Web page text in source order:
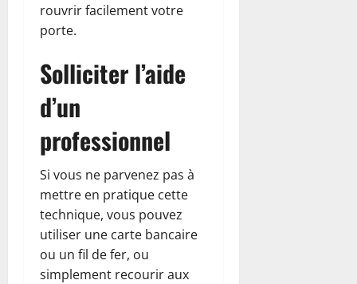
rouvrir facilement votre
porte.
Solliciter l’aide
d’un
professionnel
Si vous ne parvenez pas à
mettre en pratique cette
technique, vous pouvez
utiliser une carte bancaire
ou un fil de fer, ou
simplement recourir aux